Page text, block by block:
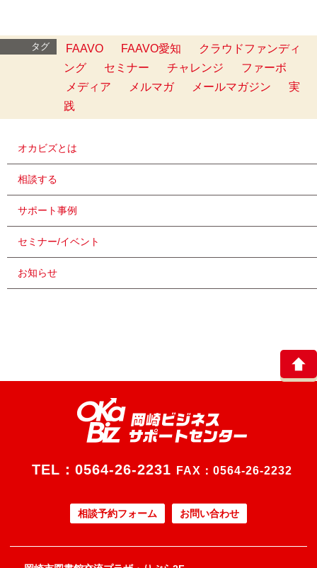
タグ FAAVO FAAVO愛知
クラウドファンディ
ング
セミナー チャレンジ
ファーボ
メディア
メルマガ メールマガジン
実
践
オカビズとは
相談する
サポート事例
セミナー/イベント
お知らせ
TEL： 0564-26-2231 FAX：0564-26-2232
相談予約フォーム お問い合わせ